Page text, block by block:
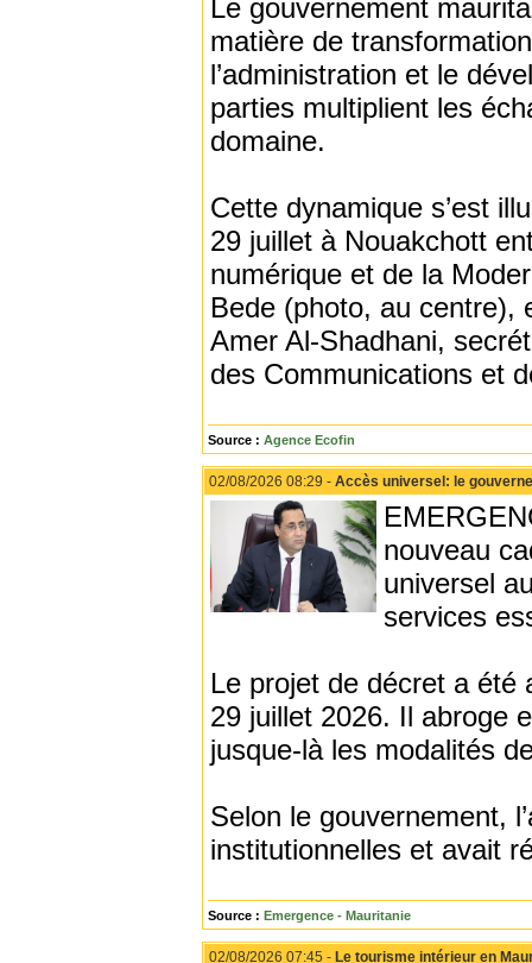
Le gouvernement
matière de
l’administration et le
parties multiplient les
domaine.
Cette dynamique s’est
29 juillet à Nouakchott
numérique et de la
Bede (photo, au centre),
Amer Al-Shadhani,
des Communications et
Source : Agence Ecofin
02/08/2026 08:29 - Accès universel: le
nouveau
universel
services
Le projet de décret a été
29 juillet 2026. Il abroge
jusque-là les modalités
Selon le gouvernement,
institutionnelles et avait
Source : Emergence - Mauritanie
02/08/2026 07:45 - Le tourisme intérieur en